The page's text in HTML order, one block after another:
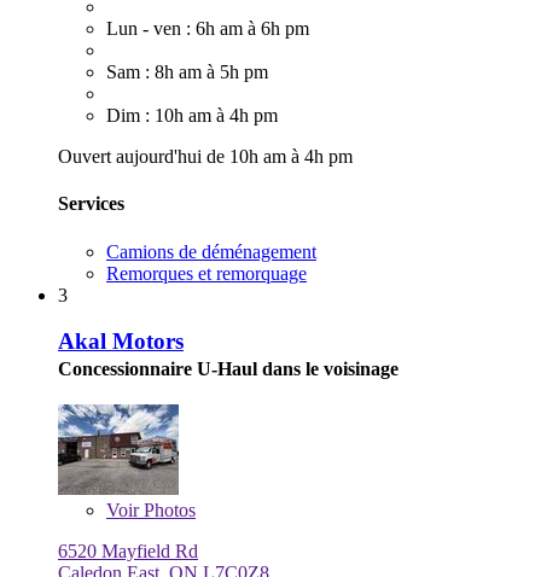
Lun - ven : 6h am à 6h pm
Sam : 8h am à 5h pm
Dim : 10h am à 4h pm
Ouvert aujourd'hui de 10h am à 4h pm
Services
Camions de déménagement
Remorques et remorquage
3
Akal Motors
Concessionnaire U-Haul dans le voisinage
VoirPhotos
6520 Mayfield Rd
Caledon East, ON L7C0Z8